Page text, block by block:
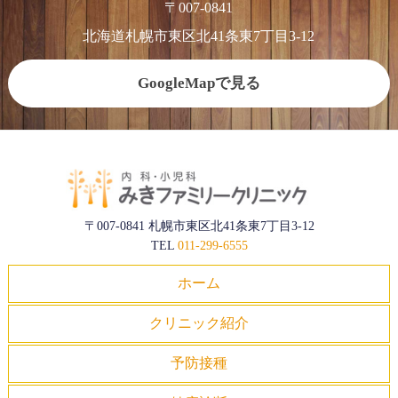
〒007-0841
北海道札幌市東区北41条東7丁目3-12
GoogleMapで見る
〒007-0841 札幌市東区北41条東7丁目3-12
TEL 011-299-6555
ホーム
クリニック紹介
予防接種